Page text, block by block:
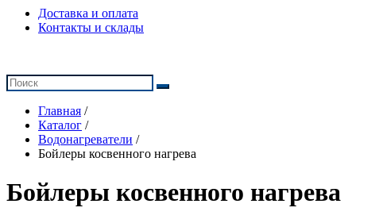
Доставка и оплата
Контакты и склады
Главная /
Каталог /
Водонагреватели /
Бойлеры косвенного нагрева
Бойлеры косвенного нагрева